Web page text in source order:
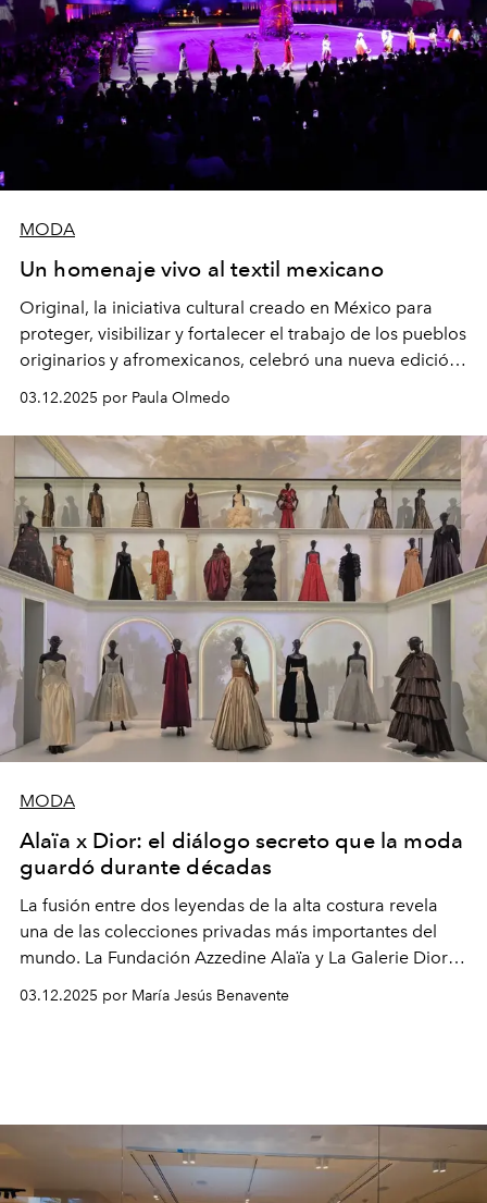
MODA
Un homenaje vivo al textil mexicano
Original, la iniciativa cultural creado en México para
proteger, visibilizar y fortalecer el trabajo de los pueblos
originarios y afromexicanos, celebró una nueva edición
de su Encuentro de Arte Textil Mexicano. Desde desfiles
en escenarios cautivantes hasta encuentros con
artesanas y artesanas encargados de preservar las
tradiciones textiles y la orfebrería, fue una experiencia
llena de significado.
03.12.2025 por Paula Olmedo
MODA
Alaïa x Dior: el diálogo secreto que la moda
guardó durante décadas
La fusión entre dos leyendas de la alta costura revela
una de las colecciones privadas más importantes del
mundo. La Fundación Azzedine Alaïa y La Galerie Dior
ilumina la pasión del modista tunecino por la maison
03.12.2025 por María Jesús Benavente